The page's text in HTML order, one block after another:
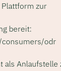
zur
bereit:
odr
als Anlaufstelle